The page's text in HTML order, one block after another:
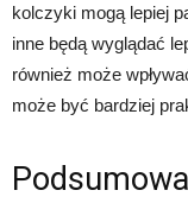
kolczyki mogą lepiej
inne będą wyglądać
również może
może być bardziej